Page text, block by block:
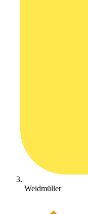
Weidmüller